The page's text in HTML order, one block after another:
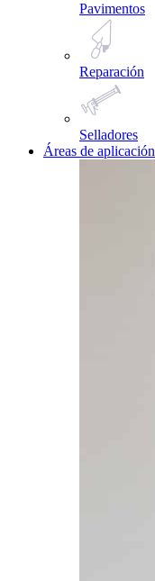
Pavimentos
Reparación
Selladores
Áreas de aplicación